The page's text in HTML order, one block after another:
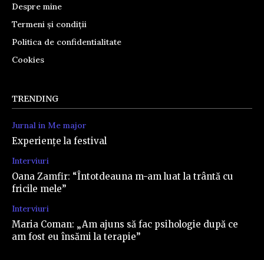
Despre mine
Termeni și condiții
Politica de confidentialitate
Cookies
TRENDING
Jurnal in Me major
Experiențe la festival
Interviuri
Oana Zamfir: “Întotdeauna m-am luat la trântă cu
fricile mele”
Interviuri
Maria Coman: „Am ajuns să fac psihologie după ce
am fost eu însămi la terapie”